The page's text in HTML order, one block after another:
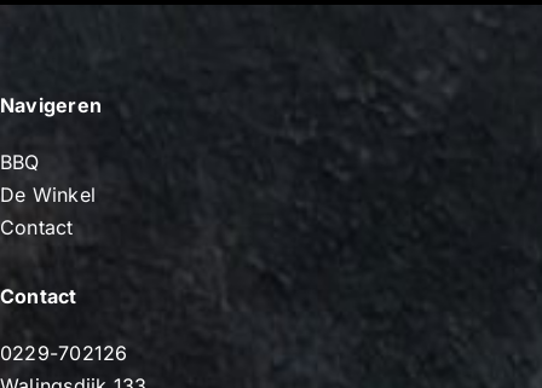
Navigeren
BBQ
De Winkel
Contact
Contact
0229-702126